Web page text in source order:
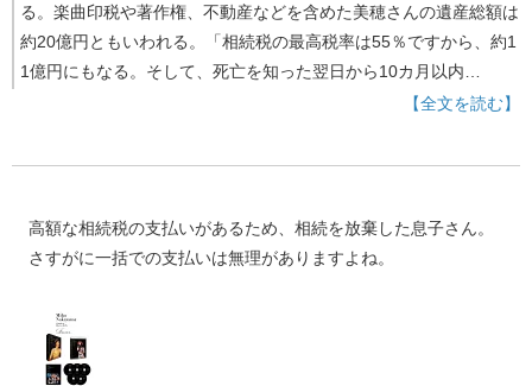
る。楽曲印税や著作権、不動産などを含めた美穂さんの遺産総額は
約20億円ともいわれる。「相続税の最高税率は55％ですから、約1
1億円にもなる。そして、死亡を知った翌日から10カ月以内…
【全文を読む】
高額な相続税の支払いがあるため、相続を放棄した息子さん。
さすがに一括での支払いは無理がありますよね。